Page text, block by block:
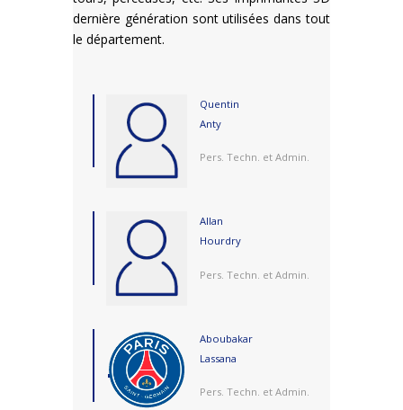
dernière génération sont utilisées dans tout
le département.
Quentin
Anty
Pers. Techn. et Admin.
Allan
Hourdry
Pers. Techn. et Admin.
Aboubakar
Lassana
Pers. Techn. et Admin.